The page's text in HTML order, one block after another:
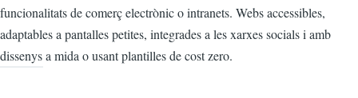
funcionalitats de comerç electrònic o intranets. Webs accessibles,
adaptables a pantalles petites, integrades a les xarxes socials i amb
dissenys a mida o usant plantilles de cost zero.